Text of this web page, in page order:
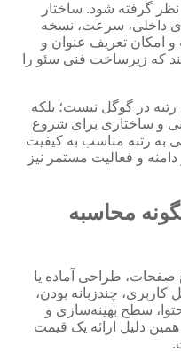
گرفته شود. ساختار
داخلی، سرعت، نسخه
و امکان تعریف عنوان و
که زیرساخت فنی سئو را
در گوگل نیست؛ بلکه
و ساختاری برای شروع
به رتبه مناسب به کیفیت
و فعالیت مستمر نیز
محاسبه
صفحات، طراحی آماده یا
چندزبانه بودن،
سطح بهینه‌سازی و
دلیل ارائه یک قیمت